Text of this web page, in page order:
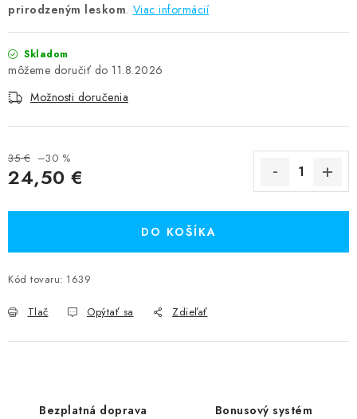
prirodzeným leskom. Viac informácií
Skladom
11.8.2026
Možnosti doručenia
35 € –30 %
24,50 €
DO KOŠÍKA
Kód tovaru: 1639
Tlač Opýtať sa Zdieľať
Bezplatná doprava Bonusový systém